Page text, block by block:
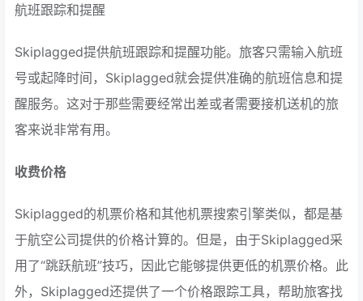
航班跟踪和提醒
Skiplagged提供航班跟踪和提醒功能。旅客只需输入航班
号或起降时间，Skiplagged就会提供准确的航班信息和提
醒服务。这对于那些需要经常出差或者需要接机送机的旅
客来说非常有用。
收费价格
Skiplagged的机票价格和其他机票搜索引擎类似，都是基
于航空公司提供的价格计算的。但是，由于Skiplagged采
用了“跳跃航班”技巧，因此它能够提供更低的机票价格。此
外，Skiplagged还提供了一个价格跟踪工具，帮助旅客找